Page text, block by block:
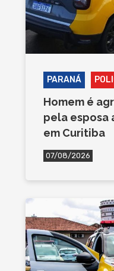
PARANÁ
Homem é
pela esposa
em Curitiba
07/08/2026